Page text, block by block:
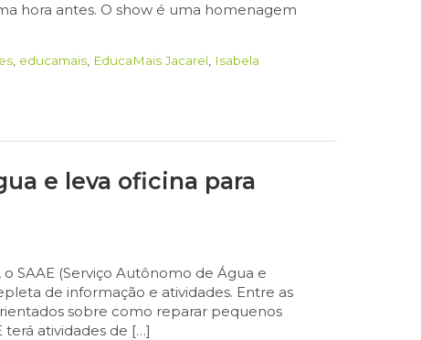
hora antes. O show é uma homenagem
, educamais, EducaMais Jacareí, Isabela
e leva oficina para
SAAE (Serviço Autônomo de Água e
de informação e atividades. Entre as
sobre como reparar pequenos
terá atividades de […]